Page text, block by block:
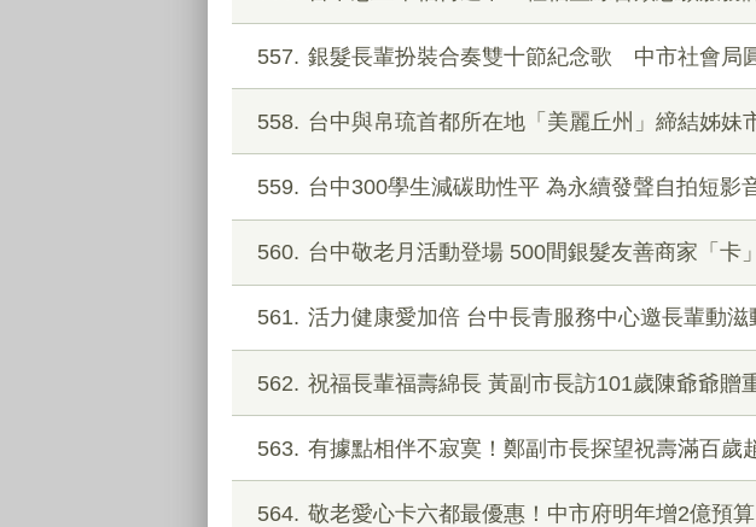
557 銀髮長輩扮裝合奏雙十節紀念歌 中市社會局
558 台中與帛琉首都所在地「美麗丘州」締結姊妹
559 台中300學生減碳助性平 為永續發聲自拍短影
560 台中敬老月活動登場 500間銀髮友善商家「卡
561 活力健康愛加倍 台中長青服務中心邀長輩動滋
562 祝福長輩福壽綿長 黃副市長訪101歲陳爺爺贈
563 有據點相伴不寂寞！鄭副市長探望祝壽滿百歲
564 敬老愛心卡六都最優惠！中市府明年增2億預